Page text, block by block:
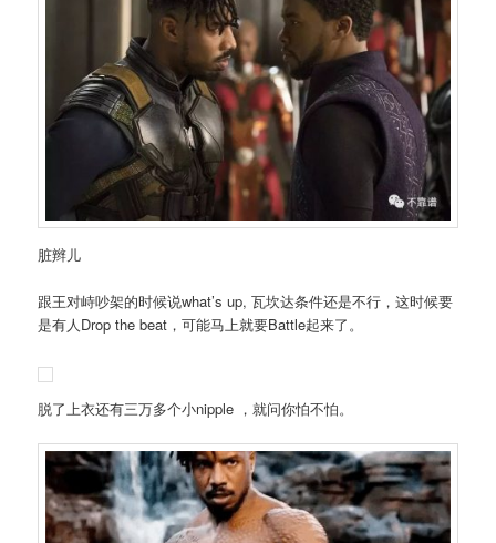
脏辫儿
跟王对峙吵架的时候说what’s up, 瓦坎达条件还是不行，这时候要
是有人Drop the beat，可能马上就要Battle起来了。
脱了上衣还有三万多个小nipple ，就问你怕不怕。